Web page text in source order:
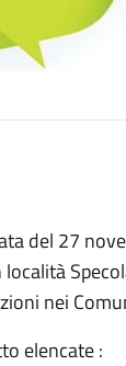
del 27
nei
elencate :